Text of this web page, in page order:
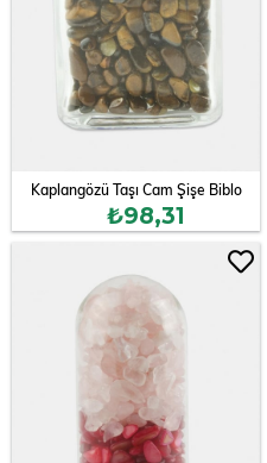
Kaplangözü Taşı Cam Şişe Biblo
₺98,31